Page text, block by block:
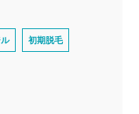
初期脱毛